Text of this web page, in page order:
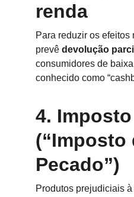
renda
Para reduzir os efeitos
prevê devolução
consumidores de
conhecido como
4.
(“Imposto
Pecado”)
Produtos prejudiciais